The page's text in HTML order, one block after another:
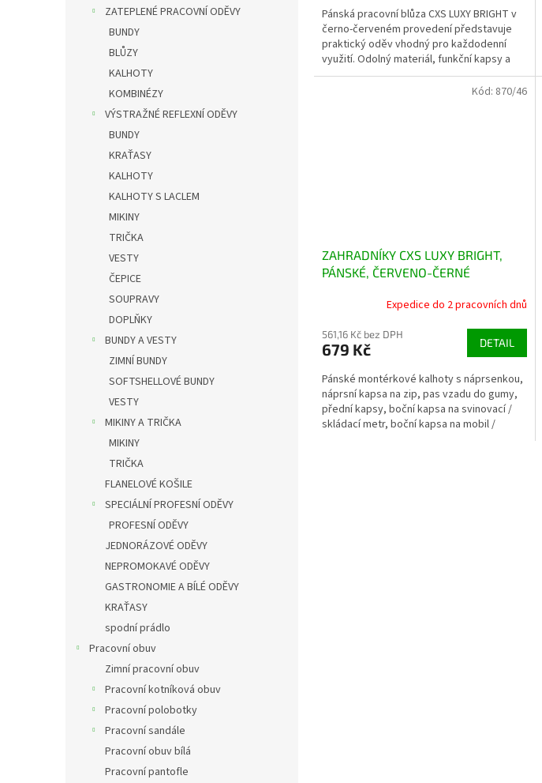
ZATEPLENÉ PRACOVNÍ ODĚVY
BUNDY
BLŮZY
KALHOTY
KOMBINÉZY
VÝSTRAŽNÉ REFLEXNÍ ODĚVY
BUNDY
KRAŤASY
KALHOTY
KALHOTY S LACLEM
MIKINY
TRIČKA
VESTY
ČEPICE
SOUPRAVY
DOPLŇKY
BUNDY A VESTY
ZIMNÍ BUNDY
SOFTSHELLOVÉ BUNDY
VESTY
MIKINY A TRIČKA
MIKINY
TRIČKA
FLANELOVÉ KOŠILE
SPECIÁLNÍ PROFESNÍ ODĚVY
PROFESNÍ ODĚVY
JEDNORÁZOVÉ ODĚVY
NEPROMOKAVÉ ODĚVY
GASTRONOMIE A BÍLÉ ODĚVY
KRAŤASY
spodní prádlo
Pracovní obuv
Zimní pracovní obuv
Pracovní kotníková obuv
Pracovní polobotky
Pracovní sandále
Pracovní obuv bílá
Pracovní pantofle
Pánská pracovní blůza CXS LUXY BRIGHT v
černo-červeném provedení představuje
praktický oděv vhodný pro každodenní
využití. Odolný materiál, funkční kapsy a
reflexní doplňky...
ZAHRADNÍKY CXS LUXY BRIGHT,
PÁNSKÉ, ČERVENO-ČERNÉ
Expedice do 2 pracovních dnů
561,16 Kč bez DPH
679 Kč DETAIL
Pánské montérkové kalhoty s náprsenkou,
náprsní kapsa na zip, pas vzadu do gumy,
přední kapsy, boční kapsa na svinovací /
skládací metr, boční kapsa na mobil /
Kód: 870/46